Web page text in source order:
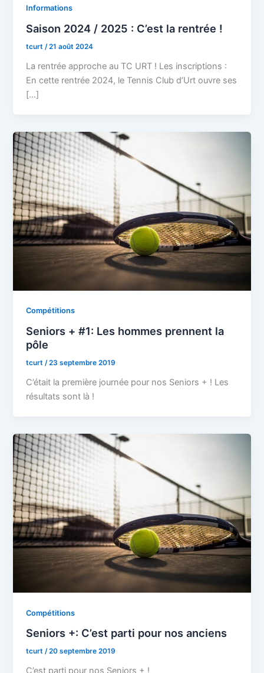
Informations
Saison 2024 / 2025 : C’est la rentrée !
tcurt/21 août 2024
La rentrée approche au TC URT ! Les inscriptions :
En cette rentrée 2024, le Tennis Club d’Urt ouvre ses
[…]
Compétitions
Seniors + #1: Les hommes prennent la
pôle
tcurt/23 septembre 2019
C’était la première journée pour nos Seniors + ! Les
résultats sont là !
Compétitions
Seniors +: C’est parti pour nos anciens
tcurt/20 septembre 2019
C’est parti pour nos Seniors + !